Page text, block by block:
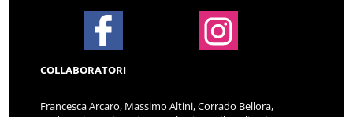
COLLABORATORI
Francesca Arcaro, Massimo Altini, Corrado Bellora,